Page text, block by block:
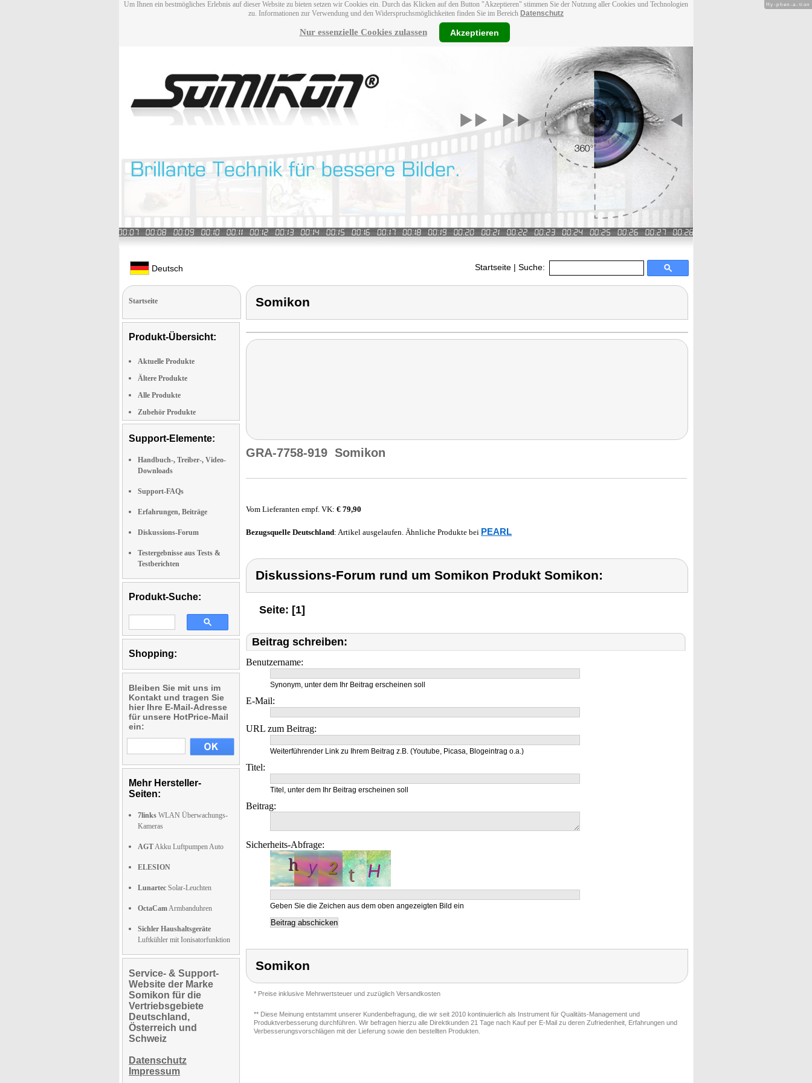
Um Ihnen ein bestmögliches Erlebnis auf dieser Website zu bieten setzen wir Cookies ein. Durch das Klicken auf den Button "Akzeptieren" stimmen Sie der Nutzung aller Cookies und Technologien
zu. Informationen zur Verwendung und den Widerspruchsmöglichkeiten finden Sie im Bereich Datenschutz
Nur essenzielle Cookies zulassen Akzeptieren
Deutsch Startseite | Suche:
Startseite
Produkt-Übersicht:
Aktuelle Produkte
Ältere Produkte
Alle Produkte
Zubehör Produkte
Support-Elemente:
Handbuch-, Treiber-, Video-
Downloads
Support-FAQs
Erfahrungen, Beiträge
Diskussions-Forum
Testergebnisse aus Tests &
Testberichten
Produkt-Suche:
Shopping:
Bleiben Sie mit uns im
Kontakt und tragen Sie
hier Ihre E-Mail-Adresse
für unsere HotPrice-Mail
ein:
Mehr Hersteller-
Seiten:
7links WLAN Überwachungs-
Kameras
AGTAkku Luftpumpen Auto
ELESION
Lunartec Solar-Leuchten
OctaCamArmbanduhren
Sichler Haushaltsgeräte
Luftkühler mit Ionisatorfunktion
Service- & Support-
Website der Marke
Somikon für die
Vertriebsgebiete
Deutschland,
Österreich und
Schweiz
Datenschutz
Impressum
Somikon
GRA-7758-919 Somikon
Vom Lieferanten empf. VK: € 79,90
Bezugsquelle Deutschland: Artikel ausgelaufen. Ähnliche Produkte bei PEARL
Diskussions-Forum rund um Somikon Produkt Somikon:
Seite: [1]
Beitrag schreiben:
Benutzername:
Synonym, unter dem Ihr Beitrag erscheinen soll
E-Mail:
URL zum Beitrag:
Weiterführender Link zu Ihrem Beitrag z.B. (Youtube, Picasa, Blogeintrag o.a.)
Titel:
Titel, unter dem Ihr Beitrag erscheinen soll
Beitrag:
Sicherheits-Abfrage:
Geben Sie die Zeichen aus dem oben angezeigten Bild ein
Somikon
* Preise inklusive Mehrwertsteuer und zuzüglich Versandkosten
** Diese Meinung entstammt unserer Kundenbefragung, die wir seit 2010 kontinuierlich als Instrument für Qualitäts-Management und
Produktverbesserung durchführen. Wir befragen hierzu alle Direktkunden 21 Tage nach Kauf per E-Mail zu deren Zufriedenheit, Erfahrungen und
Verbesserungsvorschlägen mit der Lieferung sowie den bestellten Produkten.
Hy-phen-a-tion